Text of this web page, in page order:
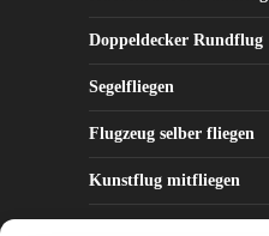
Doppeldecker Rundflug
Segelfliegen
Flugzeug selber fliegen
Kunstflug mitfliegen